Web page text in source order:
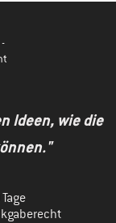
Ideen, wie die